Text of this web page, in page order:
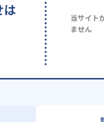
は
当サイト
ません